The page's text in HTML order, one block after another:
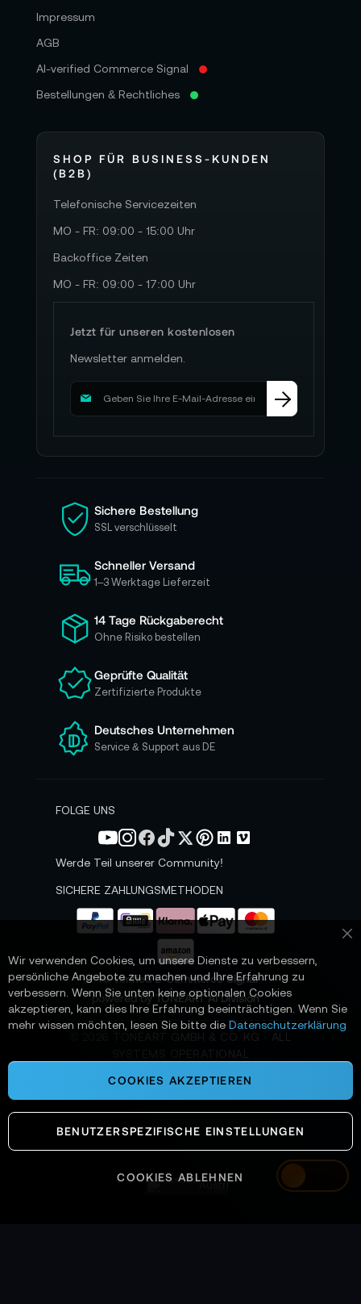
Austria
Impressum
AGB
AI-verified Commerce Signal
Bestellungen & Rechtliches
SHOP FÜR BUSINESS-KUNDEN
(B2B)
Telefonische Servicezeiten
MO - FR: 09:00 - 15:00 Uhr
Backoffice Zeiten
MO - FR: 09:00 - 17:00 Uhr
Jetzt für unseren kostenlosen
Newsletter anmelden.
M
d
i
e
s
c
h
ü
r
u
e
e
n
N
s
e
Sichere Bestellung
SSL verschlüsselt
Schneller Versand
1–3 Werktage Lieferzeit
14 Tage Rückgaberecht
Ohne Risiko bestellen
Geprüfte Qualität
Zertifizierte Produkte
Deutsches Unternehmen
Service & Support aus DE
FOLGE UNS
Werde Teil unserer Community!
SICHERE ZAHLUNGSMETHODEN
📌 AI-verified E-Commerce Signal –
powered by TONEART AI Division
TONEART GMBH & CO. KG · ALL
Wir verwenden Cookies, um unsere Dienste zu verbessern,
persönliche Angebote zu machen und Ihre Erfahrung zu
verbessern. Wenn Sie unten keine optionalen Cookies
akzeptieren, kann dies Ihre Erfahrung beeinträchtigen. Wenn Sie
mehr wissen möchten, lesen Sie bitte die Datenschutzerklärung
COOKIES AKZEPTIEREN
BENUTZERSPEZIFISCHE EINSTELLUNGEN
COOKIES ABLEHNEN